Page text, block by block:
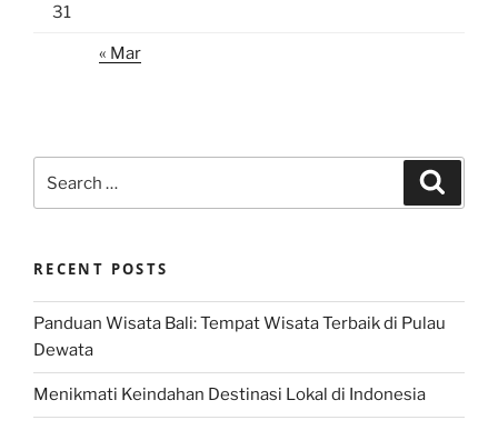
31
« Mar
for:
RECENT POSTS
Panduan Wisata Bali: Tempat Wisata Terbaik di Pulau
Dewata
Menikmati Keindahan Destinasi Lokal di Indonesia